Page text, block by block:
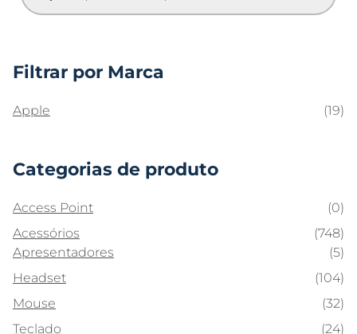
Filtrar por Marca
Apple (19)
Categorias de produto
Access Point
(0)
Acessórios
(748)
Apresentadores
(5)
Headset
(104)
Mouse
(32)
Teclado
(24)